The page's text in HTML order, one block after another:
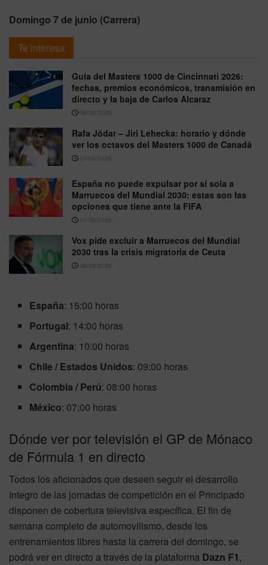
Domingo 7 de junio (Carrera)
Te interesa
Guía del Masters 1000 de Cincinnati 2026:
fechas, premios económicos, transmisión en
directo y la baja de Carlos Alcaraz
08/08/2026
Rafa Jódar – Jiri Lehecka: horario y dónde
ver los octavos del Masters 1000 de Canadá
07/08/2026
España no puede expulsar por sí sola a
Marruecos del Mundial 2030: estas son las
opciones que tiene ante la FIFA
07/08/2026
Vox pide excluir a Marruecos del Mundial
2030 tras la crisis migratoria de Ceuta
06/08/2026
España: 15:00 horas
Portugal: 14:00 horas
Argentina: 10:00 horas
Chile / Estados Unidos: 09:00 horas
Colombia / Perú: 08:00 horas
México: 07:00 horas
Dónde ver por televisión el GP de Mónaco
de Fórmula 1 en directo
Todos los aficionados que deseen seguir el desarrollo
íntegro de las jornadas de competición en el Principado
disponen de cobertura televisiva específica. El fin de
semana completo de automovilismo, desde los
entrenamientos libres hasta la carrera del domingo, se
podrá ver en directo a través de la plataforma Dazn F1,